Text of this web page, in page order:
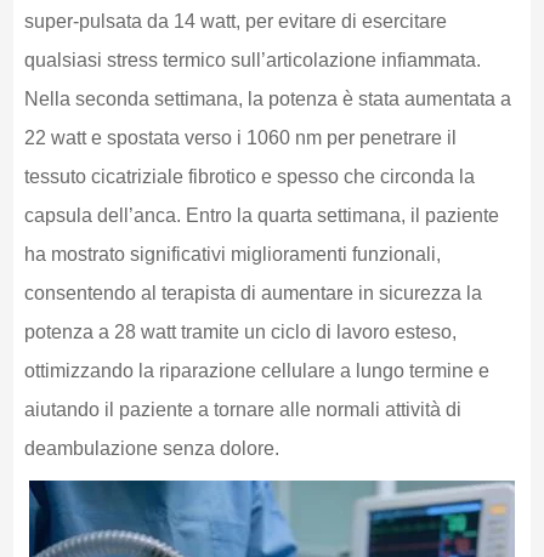
super-pulsata da 14 watt, per evitare di esercitare
qualsiasi stress termico sull’articolazione infiammata.
Nella seconda settimana, la potenza è stata aumentata a
22 watt e spostata verso i 1060 nm per penetrare il
tessuto cicatriziale fibrotico e spesso che circonda la
capsula dell’anca. Entro la quarta settimana, il paziente
ha mostrato significativi miglioramenti funzionali,
consentendo al terapista di aumentare in sicurezza la
potenza a 28 watt tramite un ciclo di lavoro esteso,
ottimizzando la riparazione cellulare a lungo termine e
aiutando il paziente a tornare alle normali attività di
deambulazione senza dolore.